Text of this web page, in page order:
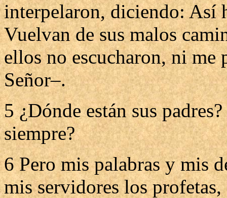
interpelaron, diciendo: Así
Vuelvan de sus malos
ellos no escucharon, ni me
Señor–.
5 ¿Dónde están sus
siempre?
6 Pero mis palabras y mis
mis servidores los profetas,